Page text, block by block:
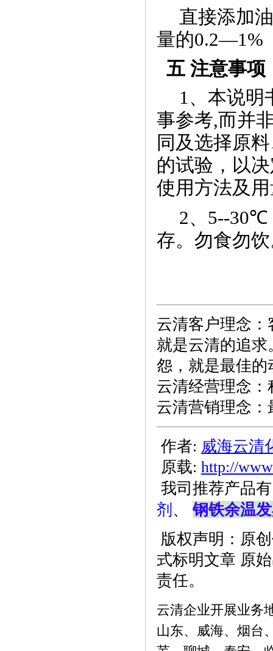
直接添加
量的0.2—1%
五 注意事项
1、本说明
事参考,而并
同及选择原
的试验，以
使用方法及
2、 5--30℃
存。勿食勿
云清客户理念
就是云清的追
怨，就是最佳的
云清经营理念
云清营销理念
作者: 威海云清
原载: http://
我司推荐产品
剂 、钢铁余温
版权声明：原
式标明文章 原
责任。
云清企业开展业务
山东、威海、烟台